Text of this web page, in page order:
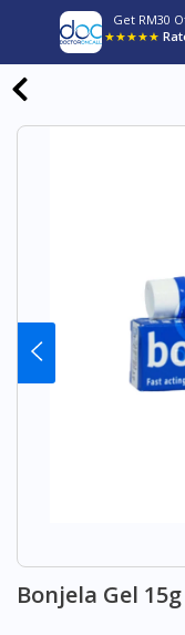
Get RM30
★★★★★
Bonjela Gel 15g